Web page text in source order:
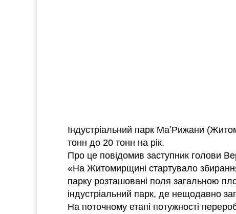
Індустріальний парк МаʼРижани
тонн до 20 тонн на рік.
Про це повідомив заступник голови
«На Житомирщині стартувало
парку розташовані поля загальною
індустріальний парк, де нещодавно
На поточному етапі потужності